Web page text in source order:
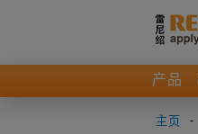
产品
主页 -